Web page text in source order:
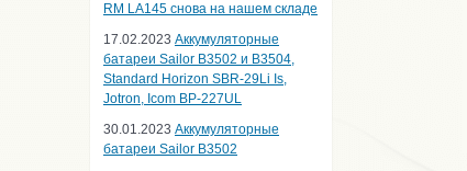
RM LA145 снова на нашем складе
17.02.2023 Аккумуляторные
батареи Sailor B3502 и B3504,
Standard Horizon SBR-29Li Is,
Jotron, Icom BP-227UL
30.01.2023 Аккумуляторные
батареи Sailor B3502